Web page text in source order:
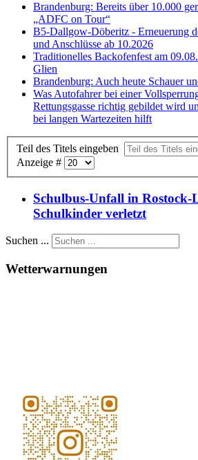
Brandenburg: Bereits über 10.000
„ADFC on Tour“
B5-Dallgow-Döberitz - Erneuerung
und Anschlüsse ab 10.2026
Traditionelles Backofenfest am
Glien
Brandenburg: Auch heute Schauer
Was Autofahrer bei einer
Rettungsgasse richtig gebildet wird
bei langen Wartezeiten hilft
Teil des Titels eingeben
Anzeige #
Schulbus-Unfall in
Schulkinder verletzt
Suchen ...
Wetterwarnungen